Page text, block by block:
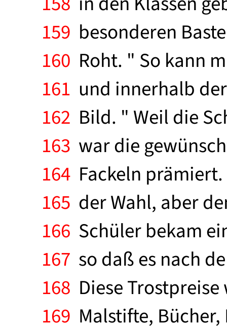
159 besonderen
160 Roht. " So kann
161 und innerhalb
162 Bild. " Weil die
163 war die
164 Fackeln
165 der Wahl, aber
166 Schüler bekam
167 so daß es nach
168 Diese
169 Malstifte,